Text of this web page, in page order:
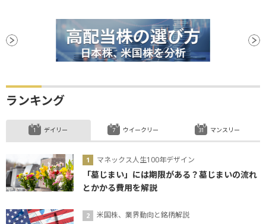
ランキング
デイリー
マネックス人生100年デザイン
「墓じまい」には期限がある？墓じまいの流れ
とかかる費用を解説
米国株、業界動向と銘柄解説
ウイークリー マンスリー